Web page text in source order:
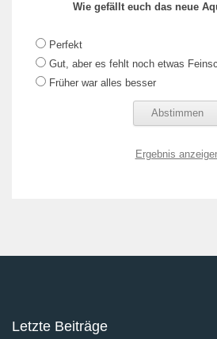
Wie gefällt euch das neue
Perfekt
Gut, aber es fehlt noch etwas
Früher war alles besser
Ergebnis
Letzte Beiträge